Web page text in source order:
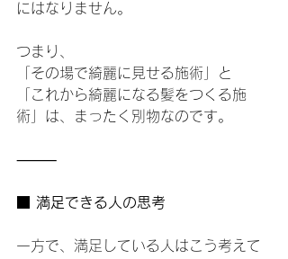
にはなりません。
つまり、
「その場で綺麗に見せる施術」と
「これから綺麗になる髪をつくる施
術」は、まったく別物なのです。
⸻
■ 満足できる人の思考
一方で、満足している人はこう考えて